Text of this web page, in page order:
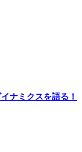
ナミクスを語る！